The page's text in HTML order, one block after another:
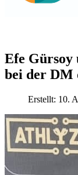
Efe Gürsoy
bei der DM
Erstellt: 10.